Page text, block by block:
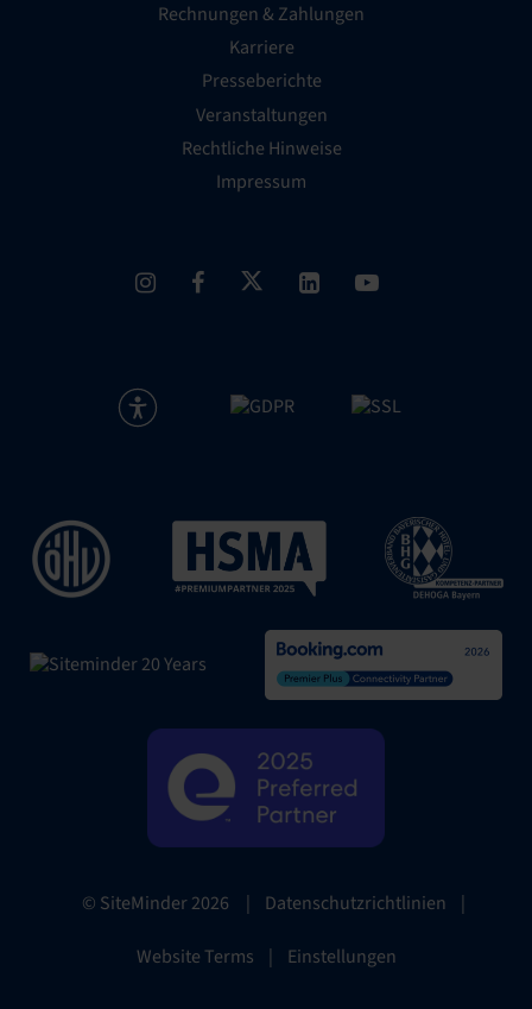
Rechnungen & Zahlungen
Karriere
Presseberichte
Veranstaltungen
Rechtliche Hinweise
Impressum
© SiteMinder2026 | Datenschutzrichtlinien |
Website Terms | Einstellungen